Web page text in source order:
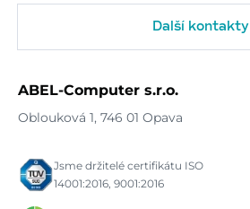
Další kontakty
ABEL-Computer s.r.o.
Oblouková 1, 746 01 Opava
Jsme držitelé certifikátu ISO
14001:2016, 9001:2016